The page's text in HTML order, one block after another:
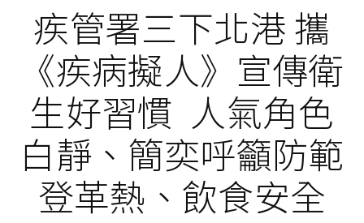
疾管署三下北港 攜
《疾病擬人》宣傳衛
生好習慣 人氣角色
白靜、簡奕呼籲防範
登革熱、飲食安全